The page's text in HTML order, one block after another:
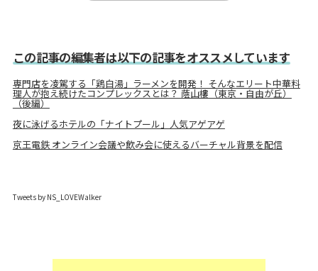
この記事の編集者は以下の記事をオススメしています
専門店を凌駕する「鶏白湯」ラーメンを開発！ そんなエリート中華料
理人が抱え続けたコンプレックスとは？ 蔭山樓（東京・自由が丘）
（後編）
夜に泳げるホテルの「ナイトプール」人気アゲアゲ
京王電鉄 オンライン会議や飲み会に使えるバーチャル背景を配信
Tweets by NS_LOVEWalker